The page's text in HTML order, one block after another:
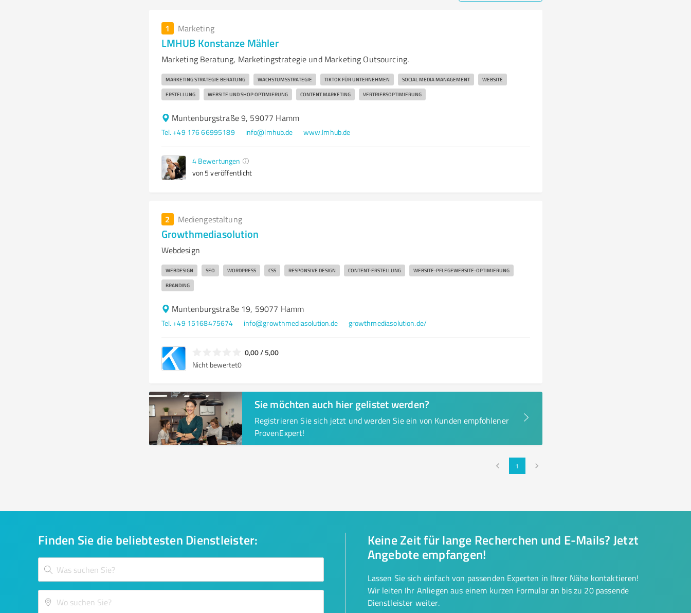
1 Marketing
LMHUB Konstanze Mähler
Marketing Beratung, Marketingstrategie und Marketing Outsourcing.
MARKETING STRATEGIE BERATUNG WACHSTUMSSTRATEGIE TIKTOK FÜR UNTERNEHMEN SOCIAL MEDIA MANAGEMENT WEBSITE
ERSTELLUNG WEBSITE UND SHOP OPTIMIERUNG CONTENT MARKETING VERTRIEBSOPTIMIERUNG
Muntenburgstraße 9, 59077 Hamm
Tel. +49 176 66995189 info@lmhub.de www.lmhub.de
4 Bewertungen
von 5 veröffentlicht
2 Mediengestaltung
Growthmediasolution
Webdesign
WEBDESIGN SEO WORDPRESS CSS RESPONSIVE DESIGN CONTENT-ERSTELLUNG WEBSITE-PFLEGEWEBSITE-OPTIMIERUNG
BRANDING
Muntenburgstraße 19, 59077 Hamm
Tel. +49 15168475674 info@growthmediasolution.de growthmediasolution.de/
0,00 / 5,00
Nicht bewertet0
Sie möchten auch hier gelistet werden?
Registrieren Sie sich jetzt und werden Sie ein von Kunden empfohlener
ProvenExpert!
1
Finden Sie die beliebtesten Dienstleister:
Keine Zeit für lange Recherchen und E-Mails? Jetzt
Angebote empfangen!
Lassen Sie sich einfach von passenden Experten in Ihrer Nähe kontaktieren!
Wir leiten Ihr Anliegen aus einem kurzen Formular an bis zu 20 passende
Dienstleister weiter.